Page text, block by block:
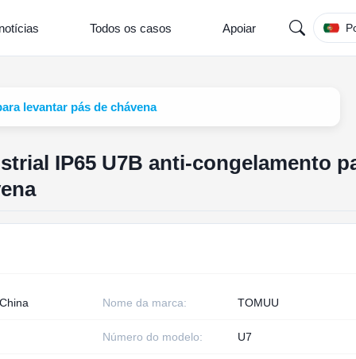
Todos os casos Apoiar
levantar pás de chávena
IP65 U7B anti-congelamento
Nome da marca: TOMUU
Número do modelo: U7